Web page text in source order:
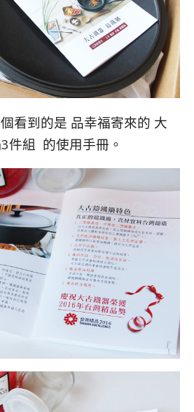
看到的是 品幸福寄來的 大
件組 的使用手冊。